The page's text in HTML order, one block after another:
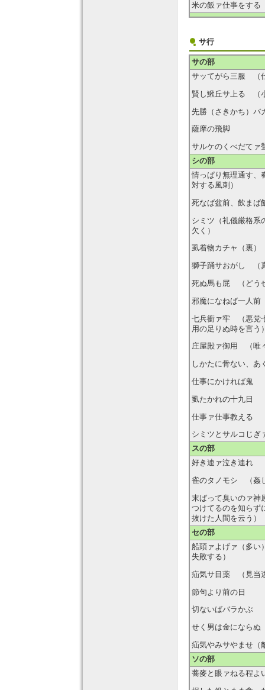
米の飯ァ仕事をす
サ行
サの部
サッてがら三服 （
賢し鰍丘サ上る （
先勝（さきかち）
薩摩の飛脚
サルケのくべだてァ
シの部
情っぱり無理通す
対する風刺）
死なば盆前、飲ま
シミツ（礼儀厳格
欠く）
虱着物カチャ（裏
獅子踊サおがし （
死ぬ馬も屁 （どう
邪魔になねば一人
七兵衝ァ牢 （悪党
用の足りぬ時を言う
庄屋殿ァ御用 （唯
しかたに骨ない、あ
仕事にかければ鬼
虱たかれの十九日
仕事ァ仕事教える
シミツとサルコじぎ
スの部
好き連ァ泣き連れ
雀のタノモシ （姦
末ばって臭いのァ神
つけてるのを知らず
抜けた人間を云う）
セの部
船頭ァよげァ（多
失敗する）
疝気サ目薬 （見当
節句より前の日
切ないばバラかぶ
せく男は金にならぬ
疝気やみサやませ（
ソの部
蕎麥と眼ァねる程よ